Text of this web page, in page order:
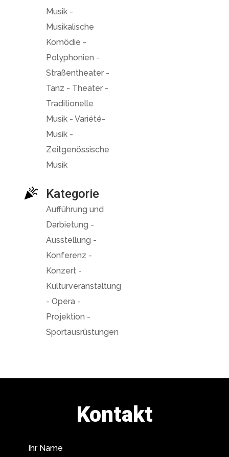
Musik -
Musikalische
Komödie -
Polyphonien -
Straßentheater -
Tanz - Theater -
Traditionelle
Musik - Variété-
Musik -
Zeitgenössische
Musik
Kategorie
Aufführung und
Darbietung -
Ausstellung -
Konferenz -
Konzert -
Kulturveranstaltung
- Opera -
Projektion -
Sportausrüstungen
Kontakt
Ihr Name